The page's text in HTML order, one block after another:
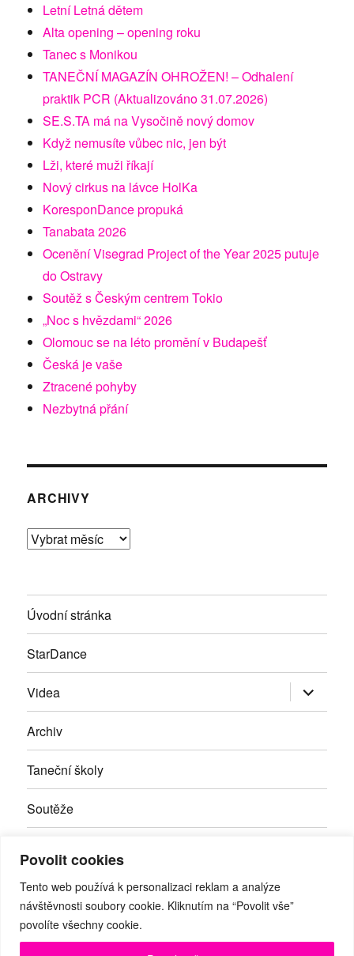
Povolit cookies
Tento web používá k personalizaci reklam a analýze
návštěvnosti soubory cookie. Kliknutím na “Povolit vše”
povolíte všechny cookie.
Letní Letná dětem
Alta opening – opening roku
Tanec s Monikou
TANEČNÍ MAGAZÍN OHROŽEN! – Odhalení
praktik PCR (Aktualizováno 31.07.2026)
SE.S.TA má na Vysočině nový domov
Když nemusíte vůbec nic, jen být
Lži, které muži říkají
Nový cirkus na lávce HolKa
KoresponDance propuká
Tanabata 2026
Ocenění Visegrad Project of the Year 2025 putuje
do Ostravy
Soutěž s Českým centrem Tokio
„Noc s hvězdami“ 2026
Olomouc se na léto promění v Budapešť
Česká je vaše
Ztracené pohyby
Nezbytná přání
ARCHIVY
Archivy
Úvodní stránka
StarDance
Videa Zobrazit
položky
Archiv
Taneční školy
Soutěže
Kontakty
Facebook
RSS Youtube